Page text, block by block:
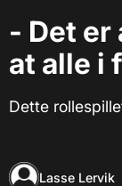
- Det
at alle i
Dette
Lasse Lervik